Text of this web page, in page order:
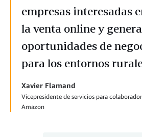
empresas interesadas
la venta online y
oportunidades de
para los entornos
Xavier Flamand
Vicepresidente de servicios para
Amazon